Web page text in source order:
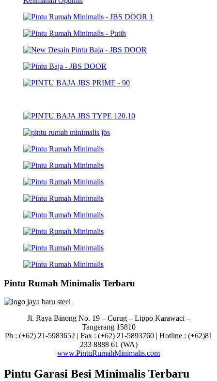
Pintu Rumah Minimalis Terbaru
Jl. Raya Binong No. 19 – Curug – Lippo Karawaci –
Tangerang 15810
Ph : (+62) 21-5983652 | Fax : (+62) 21-5893760 | Hotline : (+62)81
233 8888 61 (WA)
www.PintuRumahMinimalis.com
Pintu Garasi Besi Minimalis Terbaru